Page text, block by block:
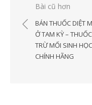
Điều
hướng
viết
Bài cũ hơn
BÁN THUỐC DIỆT
Ở TAM KỲ – THUỐC
TRỪ MỐI SINH
CHÍNH HÃNG